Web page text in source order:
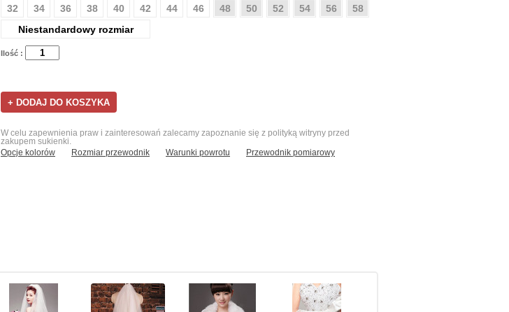
32
34 36 38 40 42 44 46 48 50 52 54 56
58
Niestandardowy rozmiar
Ilość :
W celu zapewnienia praw i zainteresowań zalecamy zapoznanie się z polityką witryny przed
zakupem sukienki.
Opcje kolorów
Rozmiar przewodnik Warunki powrotu Przewodnik pomiarowy